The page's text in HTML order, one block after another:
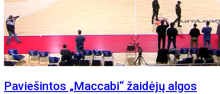
Paviešintos „Maccabi“ žaidėjų algos